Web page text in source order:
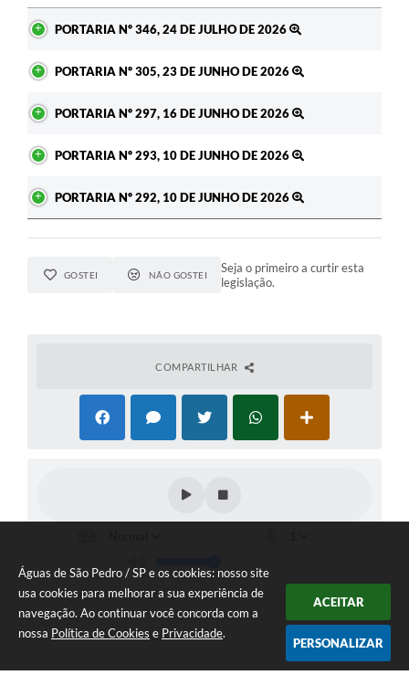
Águas de São Pedro / SP e os cookies: nosso site
usa cookies para melhorar a sua experiência de
navegação. Ao continuar você concorda com a
nossa Política de Cookies e Privacidade.
ACEITAR
PERSONALIZAR
PORTARIA Nº 346, 24 DE JULHO DE 2026
PORTARIA Nº 305, 23 DE JUNHO DE 2026
PORTARIA Nº 297, 16 DE JUNHO DE 2026
PORTARIA Nº 293, 10 DE JUNHO DE 2026
PORTARIA Nº 292, 10 DE JUNHO DE 2026
GOSTEI NÃO GOSTEI
Seja o primeiro a curtir esta
legislação.
COMPARTILHAR